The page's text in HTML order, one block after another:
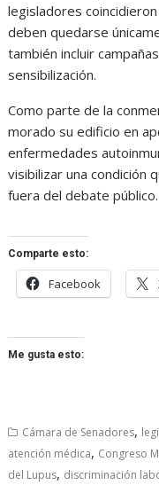
legisladores
deben quedarse
también incluir
sensibilización.
Como parte de la
morado su edificio en
enfermedades
visibilizar una condición
fuera del debate público.
Comparte esto:
Facebook
Me gusta esto:
Cámara de Senadores,
atención médica, Congreso
del Lupus, discriminación